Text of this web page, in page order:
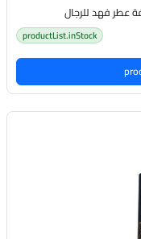
productList.inStock